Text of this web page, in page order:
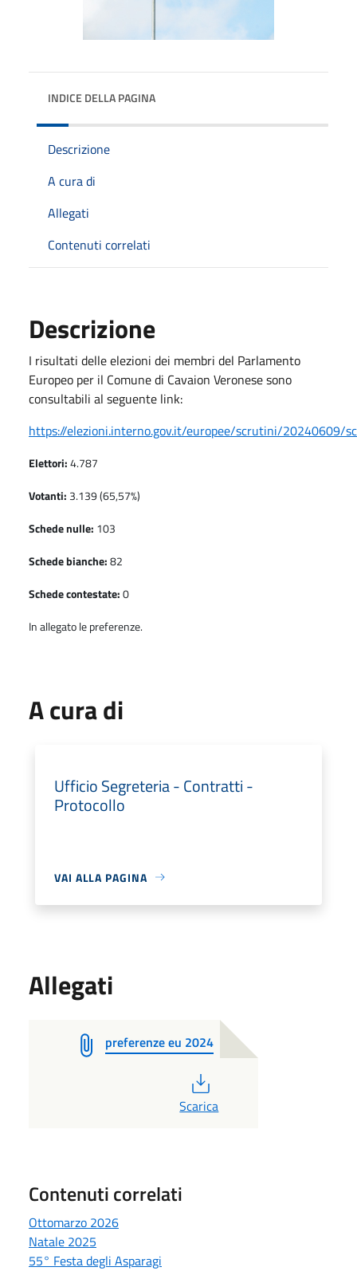
INDICE DELLA PAGINA
Descrizione
A cura di
Allegati
Contenuti correlati
Descrizione
I risultati delle elezioni dei membri del Parlamento
Europeo per il Comune di Cavaion Veronese sono
consultabili al seguente link:
https://elezioni.interno.gov.it/europee/scrutini/20240609/
Elettori:4.787
Votanti: 3.139 (65,57%)
Schede nulle: 103
Schede bianche:82
Schede contestate:0
In allegato le preferenze.
A cura di
Ufficio Segreteria - Contratti -
Protocollo
VAI ALLA PAGINA
Allegati
preferenze eu 2024
Scarica
Contenuti correlati
Ottomarzo 2026
Natale 2025
55° Festa degli Asparagi